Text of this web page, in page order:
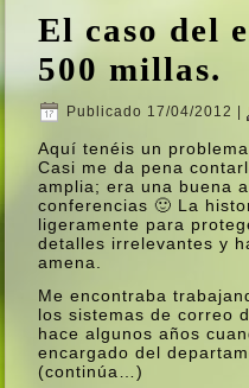
El caso del
500 millas.
Publicado 17/04/2012 |
Aquí­ tenéis un
Casi me da pena
amplia; era una buena
conferencias 🙂 La
ligeramente para
detalles irrelevantes y
amena.
Me encontraba
los sistemas de correo
hace algunos años
encargado del
(continúa…)